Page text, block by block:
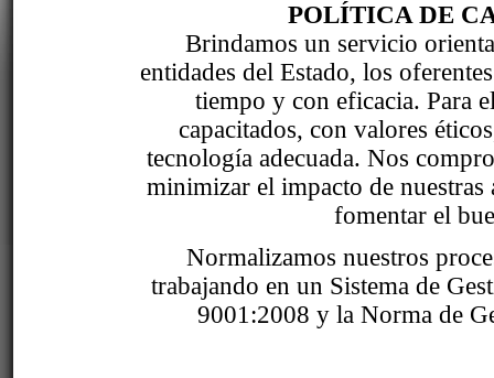
POLÍTICA DE
Brindamos un servicio
entidades del Estado, los
tiempo y con eficacia. Para
capacitados, con valores
tecnología adecuada. Nos
minimizar el impacto de
fomentar el
Normalizamos nuestros
trabajando en un Sistema de
9001:2008 y la Norma de